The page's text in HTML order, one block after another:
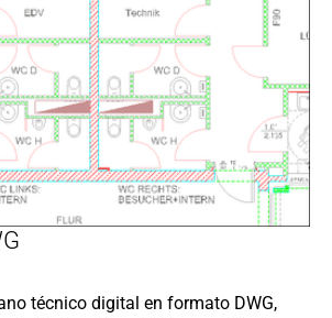
técnico digital en formato DWG,